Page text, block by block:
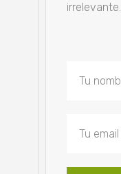
irrelevante.